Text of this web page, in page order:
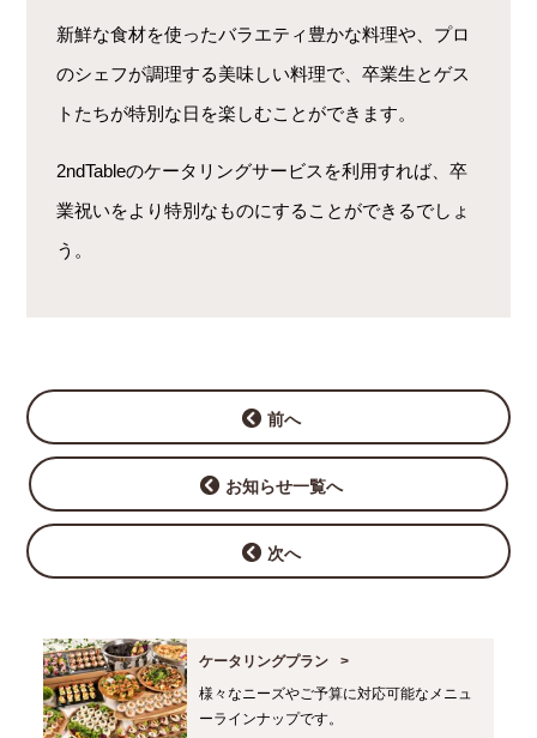
新鮮な食材を使ったバラエティ豊かな料理や、プロ
のシェフが調理する美味しい料理で、卒業生とゲス
トたちが特別な日を楽しむことができます。
2ndTableのケータリングサービスを利用すれば、卒
業祝いをより特別なものにすることができるでしょ
う。
前へ
お知らせ一覧へ
次へ
ケータリングプラン
様々なニーズやご予算に対応可能なメニュ
ーラインナップです。